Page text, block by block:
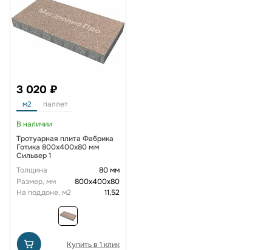
3 020 ₽
м2 паллет
В наличии
Тротуарная плита Фабрика
Готика 800х400х80 мм
Сильвер 1
Толщина
80 мм
Размер, мм
800x400x80
На поддоне, м2
11,52
Купить в 1 клик